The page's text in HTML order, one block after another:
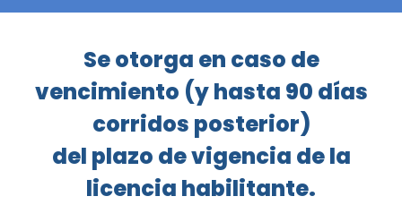
Se otorga en caso de
vencimiento (y hasta 90 días
corridos posterior)
del plazo de vigencia de la
licencia habilitante.